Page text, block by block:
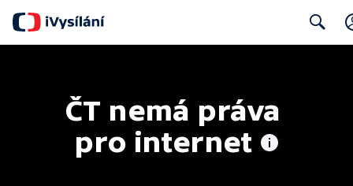
ČT nemá práva
pro internet